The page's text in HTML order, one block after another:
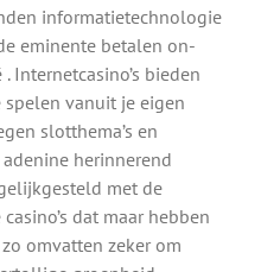
informatietechnologie
eminente betalen on-
Internetcasino’s bieden
vanuit je eigen
slotthema’s en
adenine herinnerend
met de
dat maar hebben
omvatten zeker om